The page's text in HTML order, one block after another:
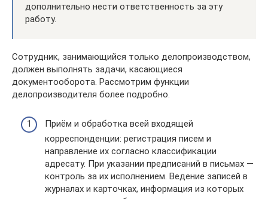
дополнительно нести ответственность за эту
работу.
Сотрудник, занимающийся только делопроизводством,
должен выполнять задачи, касающиеся
документооборота. Рассмотрим функции
делопроизводителя более подробно.
Приём и обработка всей входящей
корреспонденции: регистрация писем и
направление их согласно классификации
адресату. При указании предписаний в письмах —
контроль за их исполнением. Ведение записей в
журналах и карточках, информация из которых